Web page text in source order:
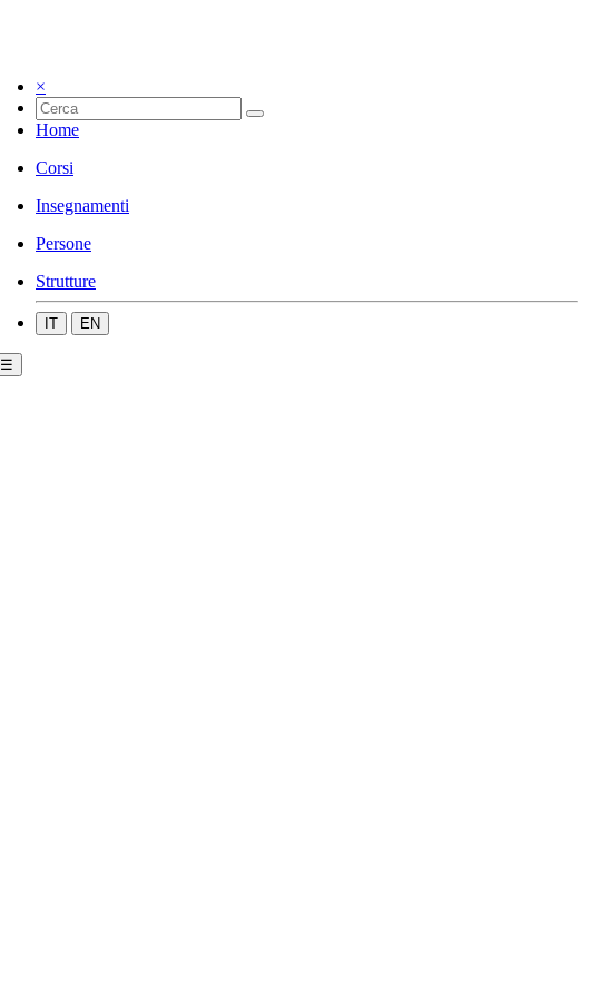
×
Home
Corsi
Insegnamenti
Persone
Strutture
IT EN
☰